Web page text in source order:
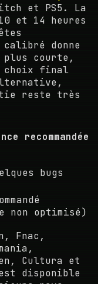
et PS5. La
et 14 heures
donne
plus courte,
choix final
reste très
recommandée
bugs
non optimisé)
Fnac,
Cultura et
disponible